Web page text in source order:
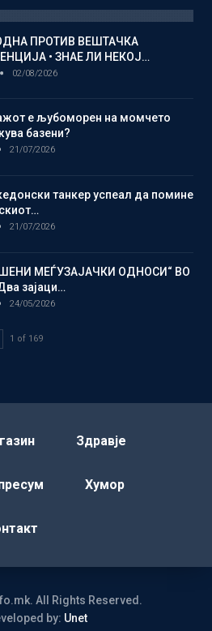
ПРОТИВ ВЕШТАЧКА
• ЗНАЕ ЛИ НЕКОЈ…
02/08/2026
е љубоморен на момчето
базени?
21/07/2026
танкер успеал да помине
21/07/2026
МЕЃУЗАЈАЧКИ ОДНОСИ“ ВО
зајаци…
24/05/2026
1 of 169
Здравје
Хумор
All Rights Reserved.
by: Unet